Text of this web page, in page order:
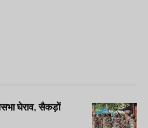
घेराव, सैकड़ों